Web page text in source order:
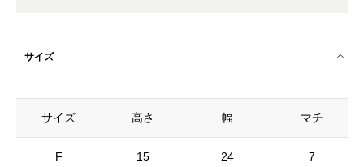
サイズ
サイズ
F
高さ 幅 マチ
15 24 7